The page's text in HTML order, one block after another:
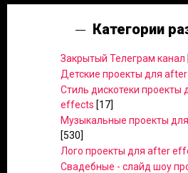
Категории
Закрытый Телеграм канал
Детские проекты для
Стиль дискотеки проекты
effects [17]
Музыкальные проекты
[530]
Лого проекты для after
Свадебные - слайд шоу